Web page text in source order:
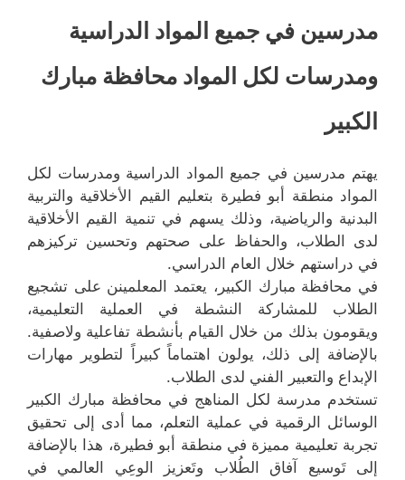
مدرسين في جميع المواد الدراسية
ومدرسات لكل المواد محافظة مبارك
الكبير
يهتم مدرسين في جميع المواد الدراسية ومدرسات لكل
المواد منطقة أبو فطيرة بتعليم القيم الأخلاقية والتربية
البدنية والرياضية، وذلك يسهم في تنمية القيم الأخلاقية
لدى الطلاب، والحفاظ على صحتهم وتحسين تركيزهم
في دراستهم خلال العام الدراسي.
في محافظة مبارك الكبير، يعتمد المعلمينن على تشجيع
الطلاب للمشاركة النشطة في العملية التعليمية،
ويقومون بذلك من خلال القيام بأنشطة تفاعلية ولاصفية.
بالإضافة إلى ذلك، يولون اهتماماً كبيراً لتطوير مهارات
الإبداع والتعبير الفني لدى الطلاب.
تستخدم مدرسة لكل المناهج في محافظة مبارك الكبير
الوسائل الرقمية في عملية التعلم، مما أدى إلى تحقيق
تجربة تعليمية مميزة في منطقة أبو فطيرة، هذا بالإضافة
إلى تَوسيع آفاق الطُلاب وتَعزيز الوعِي العالمي في